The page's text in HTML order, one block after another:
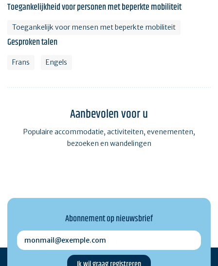
Toegankelijkheid voor personen met beperkte mobiliteit
Toegankelijk voor mensen met beperkte mobiliteit
Gesproken talen
Frans Engels
Aanbevolen voor u
Populaire accommodatie, activiteiten, evenementen,
bezoeken en wandelingen
Abonnement op nieuwsbrief
monmail@exemple.com